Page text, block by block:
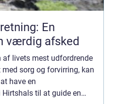
En
værdig afsked
af livets mest udfordrende
sorg og forvirring, kan
have en
til at guide en